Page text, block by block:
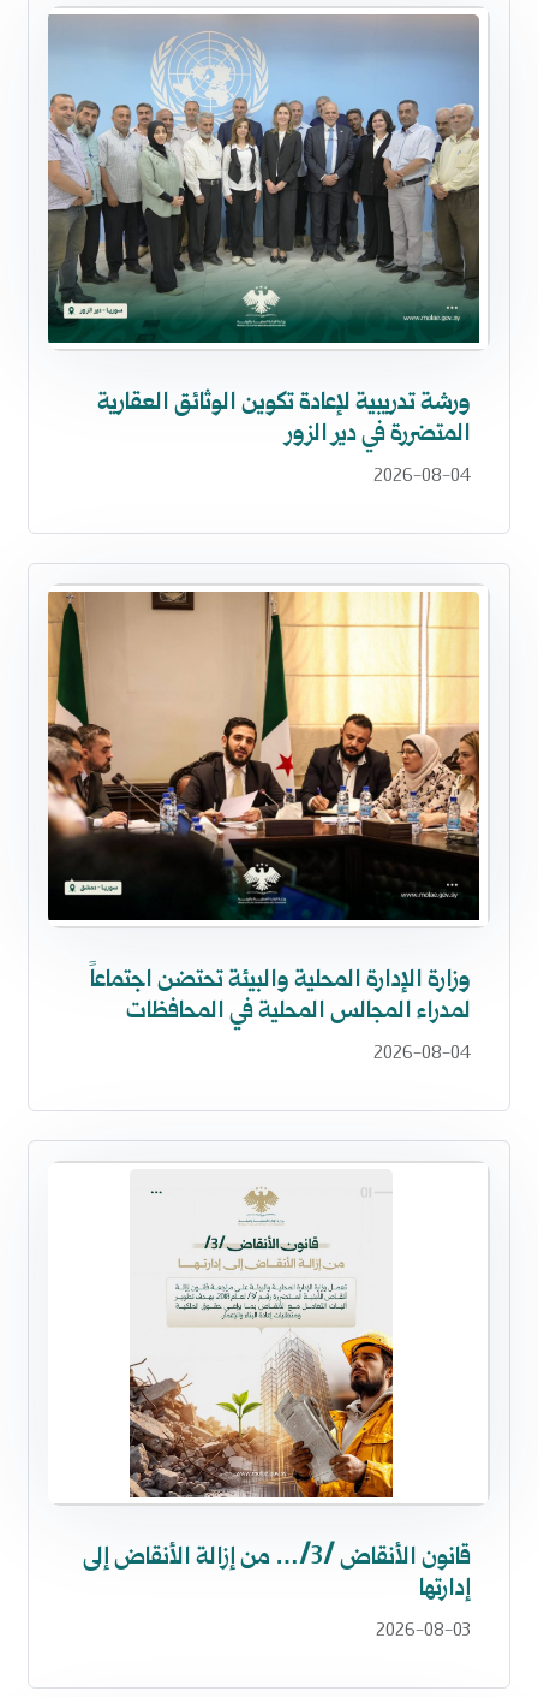
ورشة تدريبية لإعادة تكوين الوثائق العقارية
المتضررة في دير الزور
2026-08-04
وزارة الإدارة المحلية والبيئة تحتضن اجتماعاً
لمدراء المجالس المحلية في المحافظات
2026-08-04
قانون الأنقاض /3/… من إزالة الأنقاض إلى
إدارتها
2026-08-03